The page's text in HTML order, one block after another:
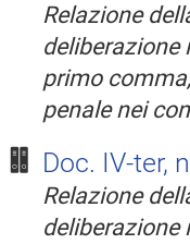
Relazione
deliberazione
primo
penale nei
Doc. IV-ter,
Relazione
deliberazione